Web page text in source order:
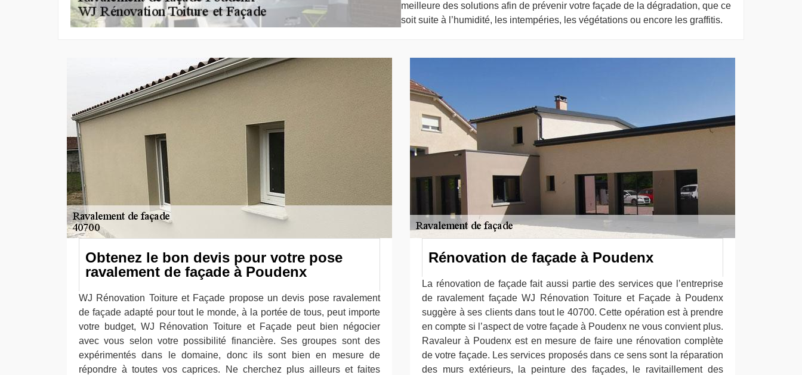
meilleure des solutions afin de prévenir votre façade de la dégradation, que ce
soit suite à l’humidité, les intempéries, les végétations ou encore les graffitis.
Obtenez le bon devis pour votre pose
ravalement de façade à Poudenx
WJ Rénovation Toiture et Façade propose un devis pose ravalement
de façade adapté pour tout le monde, à la portée de tous, peut importe
votre budget, WJ Rénovation Toiture et Façade peut bien négocier
avec vous selon votre possibilité financière. Ses groupes sont des
expérimentés dans le domaine, donc ils sont bien en mesure de
répondre à toutes vos caprices. Ne cherchez plus ailleurs et faites
Rénovation de façade à Poudenx
La rénovation de façade fait aussi partie des services que l’entreprise
de ravalement façade WJ Rénovation Toiture et Façade à Poudenx
suggère à ses clients dans tout le 40700. Cette opération est à prendre
en compte si l’aspect de votre façade à Poudenx ne vous convient plus.
Ravaleur à Poudenx est en mesure de faire une rénovation complète
de votre façade. Les services proposés dans ce sens sont la réparation
des murs extérieurs, la peinture des façades, le ravitaillement des